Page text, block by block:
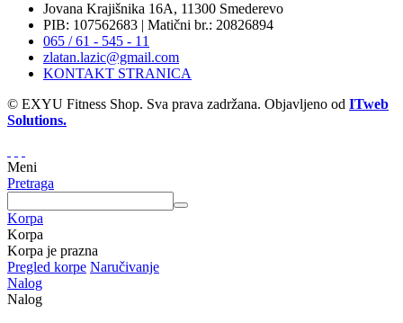
Jovana Krajišnika 16A, 11300 Smederevo
PIB: 107562683 | Matični br.: 20826894
065 / 61 - 545 - 11
zlatan.lazic@gmail.com
KONTAKT STRANICA
© EXYU Fitness Shop. Sva prava zadržana. Objavljeno od ITweb
Solutions.
Meni
Pretraga
Korpa
Korpa
Korpa je prazna
Pregled korpe Naručivanje
Nalog
Nalog